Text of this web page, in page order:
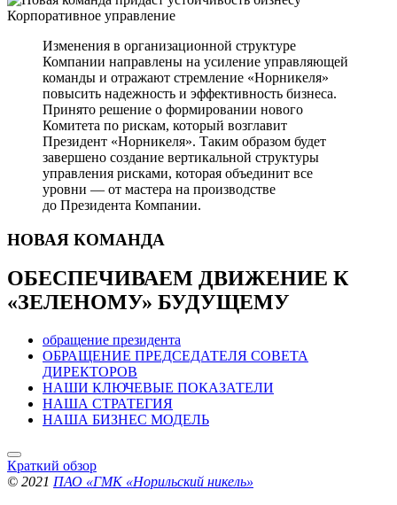
Корпоративное управление
Изменения в организационной структуре
Компании направлены на усиление управляющей
команды и отражают стремление «Норникеля»
повысить надежность и эффективность бизнеса.
Принято решение о формировании нового
Комитета по рискам, который возглавит
Президент «Норникеля». Таким образом будет
завершено создание вертикальной структуры
управления рисками, которая объединит все
уровни — от мастера на производстве
до Президента Компании.
НОВАЯ КОМАНДА
ОБЕСПЕЧИВАЕМ ДВИЖЕНИЕ К
«ЗЕЛЕНОМУ» БУДУЩЕМУ
обращение президента
ОБРАЩЕНИЕ ПРЕДСЕДАТЕЛЯ СОВЕТА
ДИРЕКТОРОВ
НАШИ КЛЮЧЕВЫЕ ПОКАЗАТЕЛИ
НАША СТРАТЕГИЯ
НАША БИЗНЕС МОДЕЛЬ
Краткий обзор
© 2021 ПАО «ГМК «Норильский никель»